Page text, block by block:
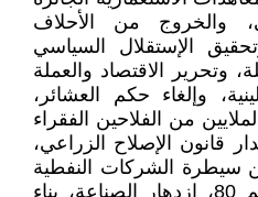
والخروج من الأحلاف
الإستقلال السياسي
وتحرير الاقتصاد والعملة
وإلغاء حكم العشائر،
من الفلاحين الفقراء
قانون الإصلاح الزراعي،
سيطرة الشركات النفطية
الاحتكارية بإصدار قانون رقم 80، ازدهار الصناعة، بناء